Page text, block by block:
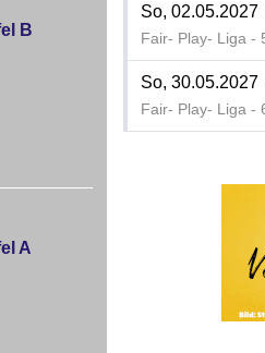
B
A
So, 02.05.2027
Fair- Play- Liga -
So, 30.05.2027
Fair- Play- Liga -